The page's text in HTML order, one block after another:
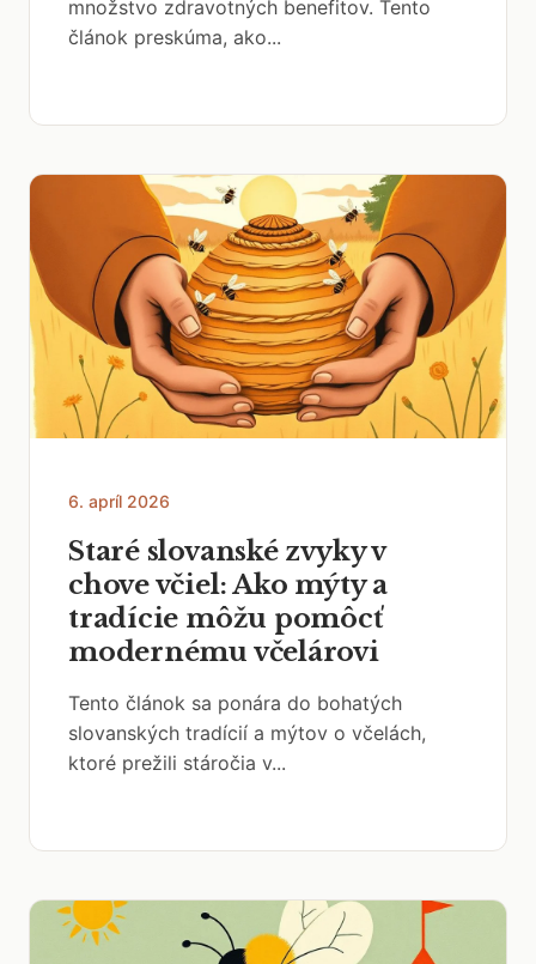
množstvo zdravotných benefitov. Tento
článok preskúma, ako...
6. apríl 2026
Staré slovanské zvyky v
chove včiel: Ako mýty a
tradície môžu pomôcť
modernému včelárovi
Tento článok sa ponára do bohatých
slovanských tradícií a mýtov o včelách,
ktoré prežili stáročia v...